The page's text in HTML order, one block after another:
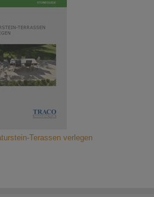
Terassen verlegen